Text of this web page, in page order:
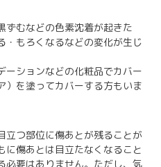
ずむなどの色素沈着が起きた
・もろくなるなどの変化が生じ
ーションなどの化粧品でカバー
）を塗ってカバーする方もいま
立つ部位に傷あとが残ることが
に傷あとは目立たなくなること
必要はありません。ただし、気